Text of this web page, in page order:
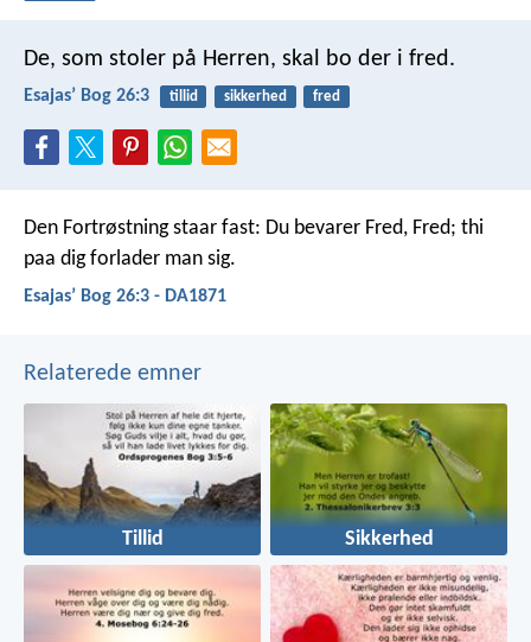
De, som stoler på Herren, skal bo der i fred.
Esajasʼ Bog 26:3 tillid sikkerhed fred
Den Fortrøstning staar fast: Du bevarer Fred, Fred; thi
paa dig forlader man sig.
Esajasʼ Bog 26:3 - DA1871
Relaterede emner
Tillid Sikkerhed